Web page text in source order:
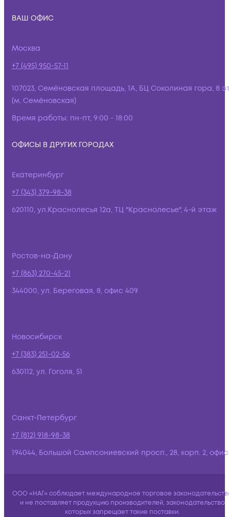
ВАШ ОФИС
Москва
+7 (495) 950-57-11
107023, Семёновская площадь, 1А, БЦ Соколиная гора, 8
(м. Семёновская)
Время работы: пн-пт, 9:00 - 18:00
ОФИСЫ В ДРУГИХ ГОРОДАХ
Екатеринбург
+7 (343) 379-98-38
620110, ул.Краснолесья 12а, ТЦ "Краснолесье", 4-й этаж
Ростов-на-Дону
+7 (863) 270-45-21
344000, ул. Береговая, 8, офис 409
Новосибирск
+7 (383) 251-02-56
630112, ул. Гоголя, 51
Санкт-Петербург
+7 (812) 918-98-38
194044, Большой Сампсониевский просп., 28, корп. 2,
ООО «НАГ» соблюдает международное торговое
и не поставляет продукцию производителей, законодательство
которых запрещает такие поставки.